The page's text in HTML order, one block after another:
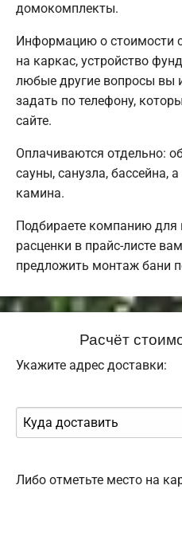
домокомплекты.
Информацию о стоимости
на каркас, устройство
любые другие вопросы вы
задать по телефону,
сайте.
Оплачиваются отдельно:
сауны, санузла, бассейна,
камина.
Подбираете компанию для
расценки в прайс-листе
предложить монтаж бани
Расчёт
Укажите адрес доставки:
Либо отметьте место на